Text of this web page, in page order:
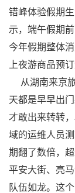
错峰体验假期
示，端午假期
今年假期整体
上夜游商品预
从湖南来京
天都是早早出
才敢出来转转
域的运维人员
期翻了数倍，
平安大街、亮
队伍如龙。这